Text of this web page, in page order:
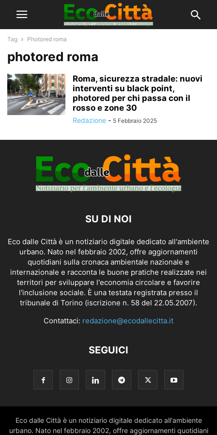
Tag Photored roma
photored roma
Roma, sicurezza stradale: nuovi
interventi su black point,
photored per chi passa con il
rosso e zone 30
Redazione - 5 Febbraio 2025
SU DI NOI
Eco dalle Città è un notiziario digitale dedicato all'ambiente
urbano. Nato nel febbraio 2002, offre aggiornamenti
quotidiani sulla cronaca ambientale nazionale e
internazionale e racconta le buone pratiche realizzate nei
territori per sviluppare l'economia circolare e favorire
l'inclusione sociale. È una testata registrata presso il
tribunale di Torino (iscrizione n. 58 del 22.05.2007).
Contattaci: redazione@ecodallecitta.it
SEGUICI
Eco dalle Città è un notiziario digitale dedicato all'ambiente
urbano. Nato nel febbraio 2002, offre aggiornamenti quotidiani